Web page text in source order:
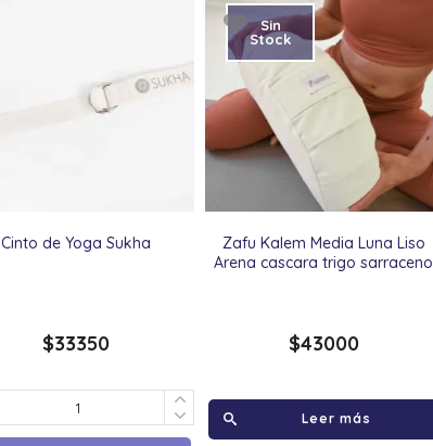
Cinto de Yoga Sukha
$33350
Zafu Kalem Media Luna Liso
Arena cascara trigo sarraceno
Sin
Stock
$43000
Leer más